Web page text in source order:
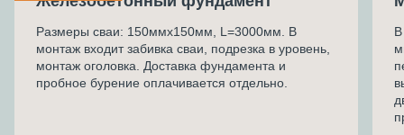
Размеры сваи: 150ммх150мм, L=3000мм. В
монтаж входит забивка сваи, подрезка в уровень,
монтаж оголовка. Доставка фундамента и
пробное бурение оплачивается отдельно.